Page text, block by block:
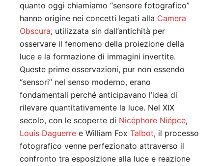
quanto oggi chiamiamo “sensore fotografico”
hanno origine nei concetti legati alla Camera
Obscura, utilizzata sin dall’antichità per
osservare il fenomeno della proiezione della
luce e la formazione di immagini invertite.
Queste prime osservazioni, pur non essendo
“sensori” nel senso moderno, erano
fondamentali perché anticipavano l’idea di
rilevare quantitativamente la luce. Nel XIX
secolo, con le scoperte di Nicéphore Niépce,
Louis Daguerre e William Fox Talbot, il processo
fotografico venne perfezionato attraverso il
confronto tra esposizione alla luce e reazione